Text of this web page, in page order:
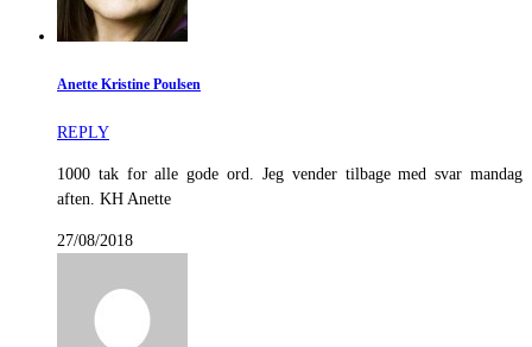
Anette Kristine Poulsen
REPLY
1000 tak for alle gode ord. Jeg vender tilbage med svar mandag
aften. KH Anette
27/08/2018